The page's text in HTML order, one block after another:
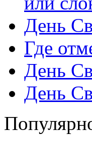
День
Где
День
День